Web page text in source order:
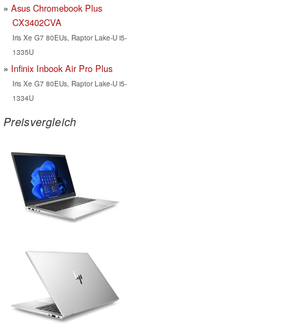
Asus Chromebook Plus
CX3402CVA
Iris Xe G7 80EUs, Raptor Lake-U i5-
1335U
Infinix Inbook Air Pro Plus
Iris Xe G7 80EUs, Raptor Lake-U i5-
1334U
Preisvergleich